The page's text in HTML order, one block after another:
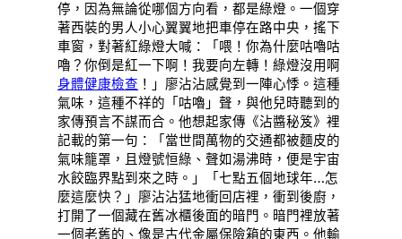
停，因為無論從哪個方向看，都是綠燈。一個穿
著西裝的男人小心翼翼地把車停在路中央，搖下
車窗，對著紅綠燈大喊：「喂！你為什麼咕嚕咕
嚕？你倒是紅一下啊！我要向左轉！綠燈沒用啊
身體健康檢查 ！」廖沾沾感覺到一陣心悸。這種
氣味，這種不祥的「咕嚕」聲，與他兒時聽到的
家傳預言不謀而合。他想起家傳《沾醬秘笈》裡
記載的第一句：「當世間萬物的交通都被麵皮的
氣味籠罩，且燈號恒綠、聲如湯沸時，便是宇宙
水餃臨界點到來之時。」「七點五個地球年…怎
麼這麼快？」廖沾沾猛地衝回店裡，衝到後廚，
打開了一個藏在舊冰櫃後面的暗門。暗門裡放著
一個老舊的、像是古代金屬保險箱的東西。他輸